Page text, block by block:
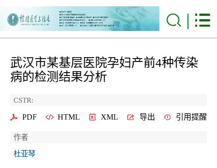
武汉市某基层医院孕妇产前4种传染
病的检测结果分析
CSTR:
PDF HTML XML 导出 引用提醒
作者
杜亚琴